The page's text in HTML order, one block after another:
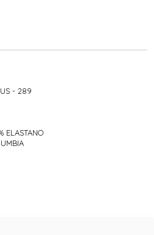
- 289
ELASTANO